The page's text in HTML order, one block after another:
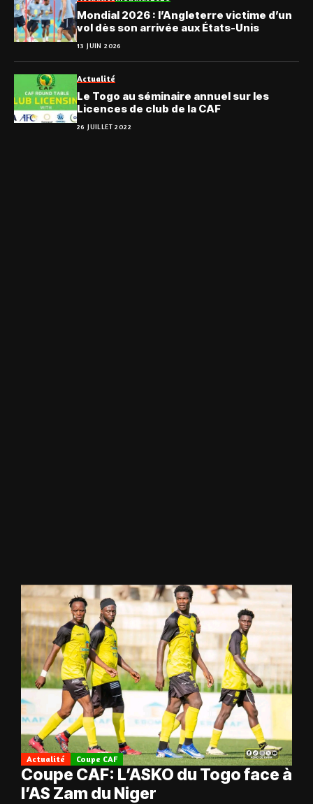
Mondial 2026 : l’Angleterre victime d’un
vol dès son arrivée aux États-Unis
13 JUIN 2026
Actualité
Le Togo au séminaire annuel sur les
Licences de club de la CAF
26 JUILLET 2022
Actualité Coupe CAF
Coupe CAF: L’ASKO du Togo face à
l’AS Zam du Niger